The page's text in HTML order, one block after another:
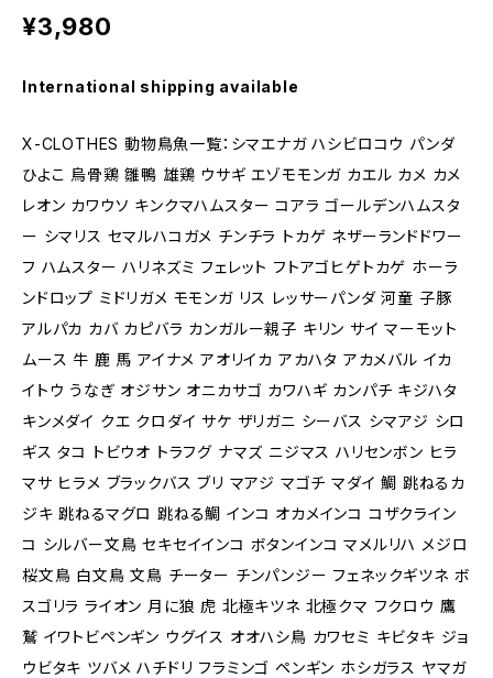
¥3,980
International shipping available
X-CLOTHES 動物鳥魚一覧：シマエナガ ハシビロコウ パンダ
ひよこ 烏骨鶏 雛鴨 雄鶏 ウサギ エゾモモンガ カエル カメ カメ
レオン カワウソ キンクマハムスター コアラ ゴールデンハムスタ
ー シマリス セマルハコガメ チンチラ トカゲ ネザーランドドワー
フ ハムスター ハリネズミ フェレット フトアゴヒゲトカゲ ホーラ
ンドロップ ミドリガメ モモンガ リス レッサーパンダ 河童 子豚
アルパカ カバ カピバラ カンガルー親子 キリン サイ マーモット
ムース 牛 鹿 馬 アイナメ アオリイカ アカハタ アカメバル イカ
イトウ うなぎ オジサン オニカサゴ カワハギ カンパチ キジハタ
キンメダイ クエ クロダイ サケ ザリガニ シーバス シマアジ シロ
ギス タコ トビウオ トラフグ ナマズ ニジマス ハリセンボン ヒラ
マサ ヒラメ ブラックバス ブリ マアジ マゴチ マダイ 鯛 跳ねるカ
ジキ 跳ねるマグロ 跳ねる鯛 インコ オカメインコ コザクライン
コ シルバー文鳥 セキセイインコ ボタンインコ マメルリハ メジロ
桜文鳥 白文鳥 文鳥 チーター チンパンジー フェネックギツネ ボ
スゴリラ ライオン 月に狼 虎 北極キツネ 北極クマ フクロウ 鷹
鷲 イワトビペンギン ウグイス オオハシ鳥 カワセミ キビタキ ジョ
ウビタキ ツバメ ハチドリ フラミンゴ ペンギン ホシガラス ヤマガ